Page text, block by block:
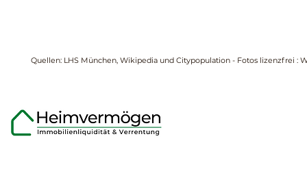
Quellen: LHS München, Wikipedia und Citypopulation - Fotos lizenzfrei :